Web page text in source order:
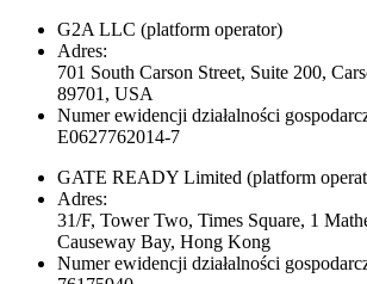
G2A LLC (platform operator)
Adres:
701 South Carson Street, Suite 200,
89701, USA
Numer ewidencji działalności
E0627762014-7
GATE READY Limited (platform
Adres:
31/F, Tower Two, Times Square, 1
Causeway Bay, Hong Kong
Numer ewidencji działalności